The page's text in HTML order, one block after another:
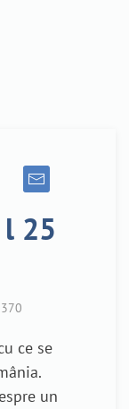
25
370
ce se
un